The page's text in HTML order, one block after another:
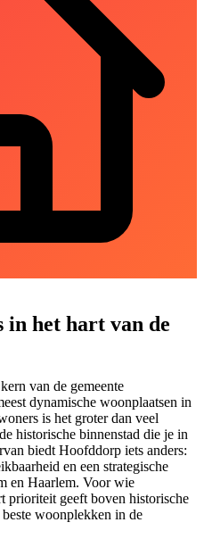
in het hart van de
van de gemeente
dynamische woonplaatsen in
is het groter dan veel
historische binnenstad die je in
biedt Hoofddorp iets anders:
en een strategische
en Haarlem. Voor wie
prioriteit geeft boven historische
woonplekken in de